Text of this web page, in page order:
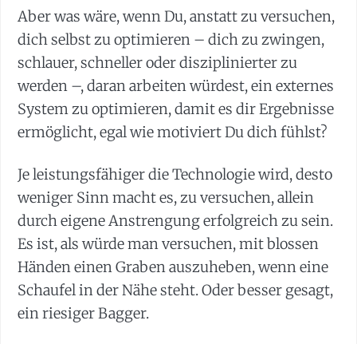
Aber was wäre, wenn Du, anstatt zu versuchen,
dich selbst zu optimieren – dich zu zwingen,
schlauer, schneller oder disziplinierter zu
werden –, daran arbeiten würdest, ein externes
System zu optimieren, damit es dir Ergebnisse
ermöglicht, egal wie motiviert Du dich fühlst?
Je leistungsfähiger die Technologie wird, desto
weniger Sinn macht es, zu versuchen, allein
durch eigene Anstrengung erfolgreich zu sein.
Es ist, als würde man versuchen, mit blossen
Händen einen Graben auszuheben, wenn eine
Schaufel in der Nähe steht. Oder besser gesagt,
ein riesiger Bagger.